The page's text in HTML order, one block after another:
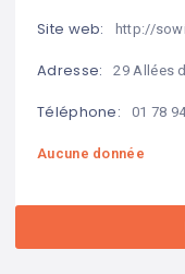
Site web: http://
Adresse: 29 Allées
Téléphone: 01 78
Aucune donnée